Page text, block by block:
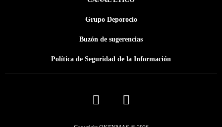
Grupo Deporocio
Buzón de sugerencias
Política de Seguridad de la Información